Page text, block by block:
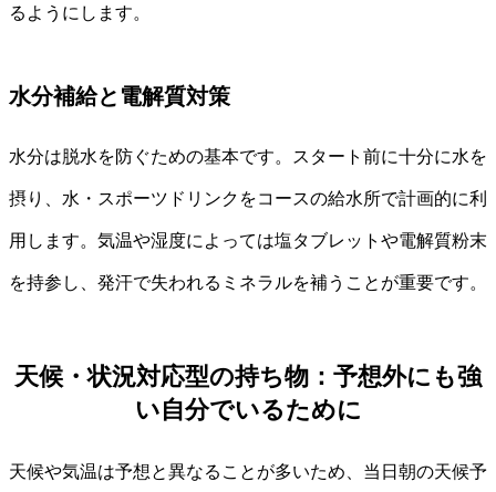
るようにします。
水分補給と電解質対策
水分は脱水を防ぐための基本です。スタート前に十分に水を
摂り、水・スポーツドリンクをコースの給水所で計画的に利
用します。気温や湿度によっては塩タブレットや電解質粉末
を持参し、発汗で失われるミネラルを補うことが重要です。
天候・状況対応型の持ち物：予想外にも強
い自分でいるために
天候や気温は予想と異なることが多いため、当日朝の天候予